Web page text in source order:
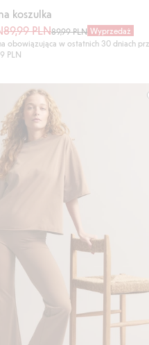
koszulka
89,99 PLN89,99 PLN Wyprzedaż
obowiązująca w ostatnich 30 dniach
PLN